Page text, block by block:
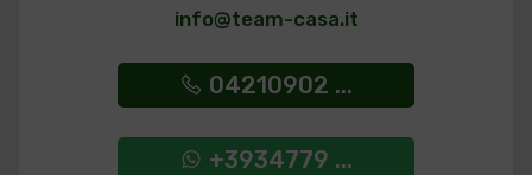
info@team-casa.it
04210902 ...
+3934779 ...